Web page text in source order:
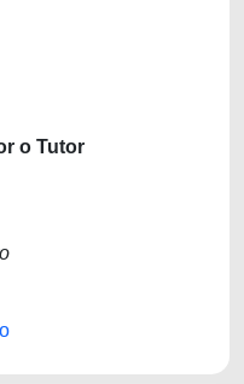
o Tutor